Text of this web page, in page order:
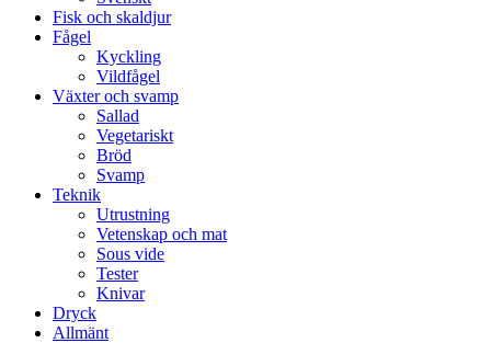
Fisk och skaldjur
Fågel
Kyckling
Vildfågel
Växter och svamp
Sallad
Vegetariskt
Bröd
Svamp
Teknik
Utrustning
Vetenskap och mat
Sous vide
Tester
Knivar
Dryck
Allmänt